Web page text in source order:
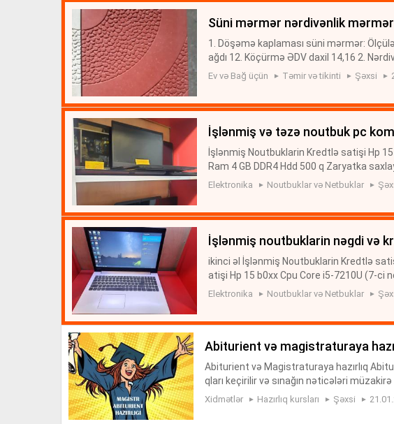
süni mərmər nərdivənlik
1. Döşəmə kaplaması süni mərmər:
ağdı 12. Köçürmə ƏDV daxil 14,16 2.
12 m, Köçürmə ƏDV daxil 14,16 3.
Ev və Bağ üçün Təmir və tikinti Şəxsi
i̇şlənmiş və təzə noutbuk pc
İşlənmiş Noutbuklarin Kredtlə satişi Hp
Ram 4 GB DDR4 Hdd 500 q Zaryatka
veziyyetdedir hec bir problemi yoxdur
Elektronika Noutbuklar və Netbuklar
i̇şlənmiş noutbuklarin nəgdi və
ikinci əl İşlənmiş Noutbuklarin Kredtlə
atişi Hp 15 b0xx Cpu Core i5-7210U (7-ci
yatka saxlayir Teze sumka maus hediye
Elektronika Noutbuklar və Netbuklar
abiturient və magistraturaya
Abiturient və Magistraturaya hazırlıq
qları keçirilir və sınağın nəticələri
əməyibsə əlavə dərslər təyin olunur.
Xidmətlər Hazırlıq kursları Şəxsi